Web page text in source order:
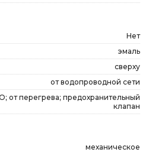
Нет
эмаль
сверху
от водопроводной сети
от перегрева; предохранительный
клапан
механическое